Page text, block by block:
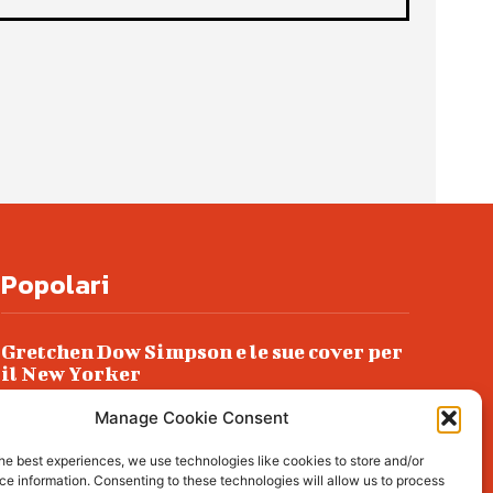
Manage Cookie Consent
best experiences, we use technologies like cookies to store and/or
information. Consenting to these technologies will allow us to process
Popolari
Gretchen Dow Simpson e le sue cover per
il New Yorker
Ancora dossieraggi e schedature
Podlech, il Cile lo ha condannato
all’ergastolo